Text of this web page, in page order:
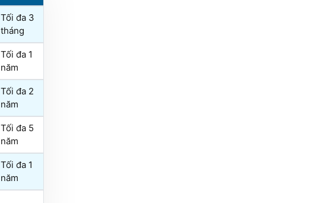
Tối đa 3
tháng
Tối đa 1
năm
Tối đa 2
năm
Tối đa 5
năm
Tối đa 1
năm